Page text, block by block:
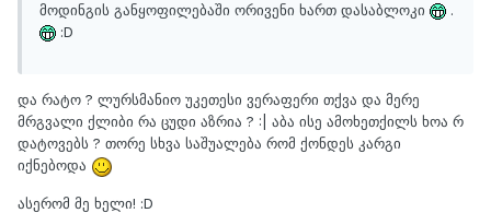
მოდინგის განყოფილებაში ორივენი ხართ დასაბლოკი
.
:D
და რატო ? ლურსმანიო უკეთესი ვერაფერი თქვა და მერე
მრგვალი ქლიბი რა ცუდი აზრია ? :| აბა ისე ამოხეთქილს ხოა რ
დატოვებს ? თორე სხვა საშუალება რომ ქონდეს კარგი
იქნებოდა
ასერომ მე ხელი! :D